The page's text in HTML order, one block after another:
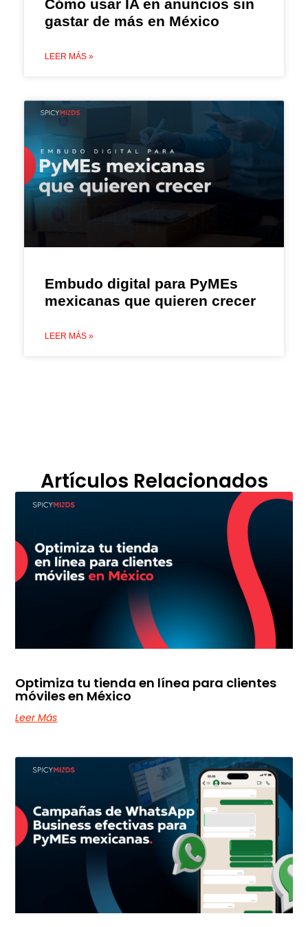
Cómo usar IA en anuncios sin
gastar de más en México
LEER MÁS »
Embudo digital para PyMEs
mexicanas que quieren crecer
LEER MÁS »
Artículos Relacionados
Optimiza tu tienda en línea para clientes
móviles en México
Leer Más